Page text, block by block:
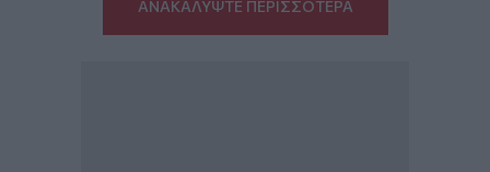
ΑΝΑΚΑΛΥΨΤΕ ΠΕΡΙΣΣΟΤΕΡΑ